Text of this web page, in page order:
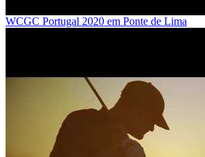
WCGC Portugal 2020 em Ponte de Lima